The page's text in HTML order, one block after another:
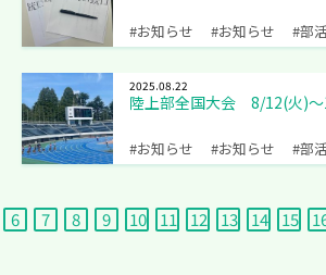
#お知らせ #お知らせ #部
2025.08.22
#お知らせ #お知らせ #部
陸上部全国大会 8/12(火)〜
6 7 8 9 10 11 12 13 14 15